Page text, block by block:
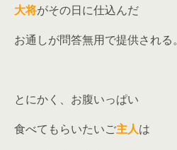
大将がその日に仕込んだ
お通しが問答無用で提供される。
とにかく、お腹いっぱい
食べてもらいたいご主人は